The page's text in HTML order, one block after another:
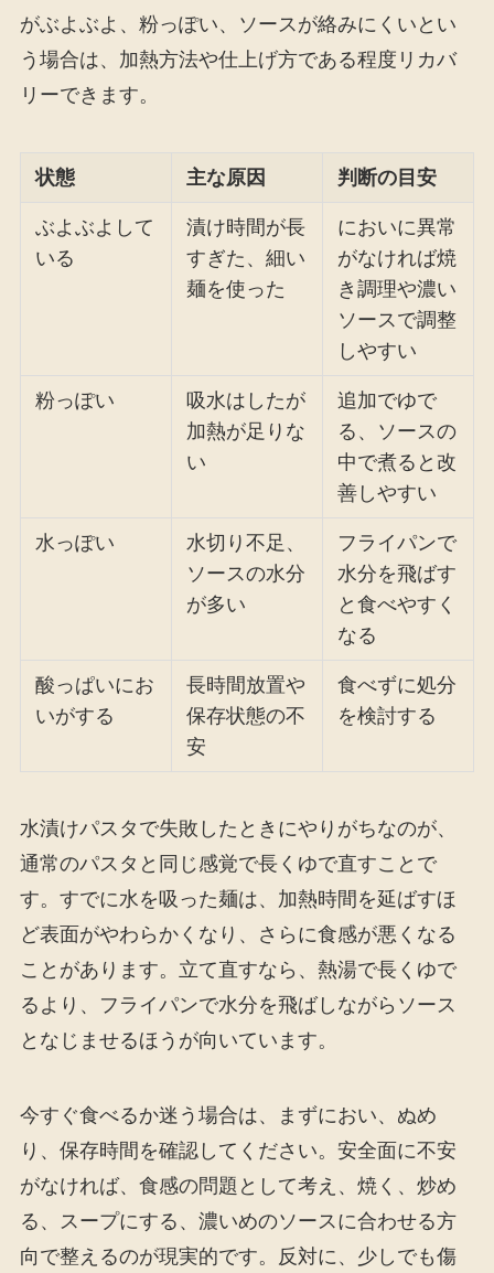
がぶよぶよ、粉っぽい、ソースが絡みにくいとい
う場合は、加熱方法や仕上げ方である程度リカバ
リーできます。
状態 主な原因 判断の目安
ぶよぶよして
いる
漬け時間が長
すぎた、細い
麺を使った
においに異常
がなければ焼
き調理や濃い
ソースで調整
しやすい
粉っぽい
吸水はしたが
加熱が足りな
い
追加でゆで
る、ソースの
中で煮ると改
善しやすい
水っぽい
水切り不足、
ソースの水分
が多い
フライパンで
水分を飛ばす
と食べやすく
なる
酸っぱいにお
いがする
長時間放置や
保存状態の不
安
食べずに処分
を検討する
水漬けパスタで失敗したときにやりがちなのが、
通常のパスタと同じ感覚で長くゆで直すことで
す。すでに水を吸った麺は、加熱時間を延ばすほ
ど表面がやわらかくなり、さらに食感が悪くなる
ことがあります。立て直すなら、熱湯で長くゆで
るより、フライパンで水分を飛ばしながらソース
となじませるほうが向いています。
今すぐ食べるか迷う場合は、まずにおい、ぬめ
り、保存時間を確認してください。安全面に不安
がなければ、食感の問題として考え、焼く、炒め
る、スープにする、濃いめのソースに合わせる方
向で整えるのが現実的です。反対に、少しでも傷